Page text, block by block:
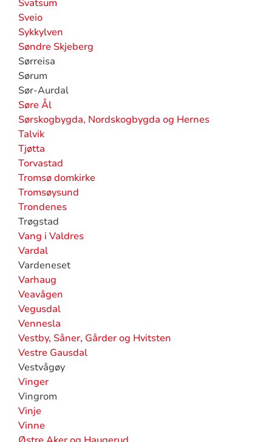
Svatsum
Sveio
Sykkylven
Søndre Skjeberg
Sørreisa
Sørum
Sør-Aurdal
Søre Ål
Sørskogbygda, Nordskogbygda og Hernes
Talvik
Tjøtta
Torvastad
Tromsø domkirke
Tromsøysund
Trondenes
Trøgstad
Vang i Valdres
Vardal
Vardeneset
Varhaug
Veavågen
Vegusdal
Vennesla
Vestby, Såner, Gårder og Hvitsten
Vestre Gausdal
Vestvågøy
Vinger
Vingrom
Vinje
Vinne